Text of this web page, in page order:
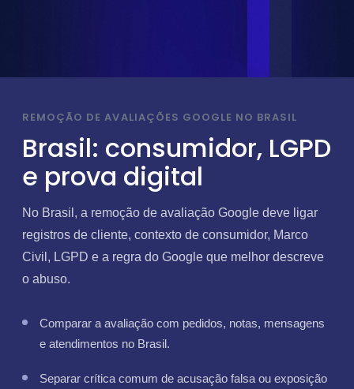
REMOÇÃO DE AVALIAÇÕES GOOGLE NO BRASIL
Brasil: consumidor, LGPD
e prova digital
No Brasil, a remoção de avaliação Google deve ligar
registros de cliente, contexto de consumidor, Marco
Civil, LGPD e a regra do Google que melhor descreve
o abuso.
Comparar a avaliação com pedidos, notas, mensagens
e atendimentos no Brasil.
Separar crítica comum de acusação falsa ou exposição